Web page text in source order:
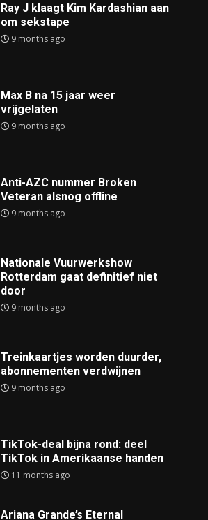
Ray J klaagt Kim Kardashian aan
om sekstape
9 months ago
Max B na 15 jaar weer
vrijgelaten
9 months ago
Anti-AZC nummer Broken
Veteran alsnog offline
9 months ago
Nationale Vuurwerkshow
Rotterdam gaat definitief niet
door
9 months ago
Treinkaartjes worden duurder,
abonnementen verdwijnen
9 months ago
TikTok-deal bijna rond: deel
TikTok in Amerikaanse handen
11 months ago
Ariana Grande’s Eternal